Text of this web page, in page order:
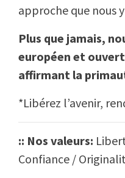
approche que nous
Plus que jamais,
européen et
affirmant la
*Libérez l’avenir,
:: Nos valeurs:
Confiance /